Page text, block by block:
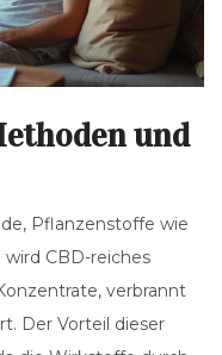
und
Pflanzenstoffe wie
CBD-reiches
verbrannt
Der Vorteil dieser